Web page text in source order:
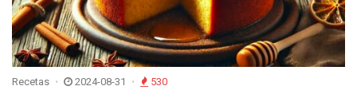
Recetas 2024-08-31 530